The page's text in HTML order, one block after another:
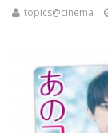
topics@cinema